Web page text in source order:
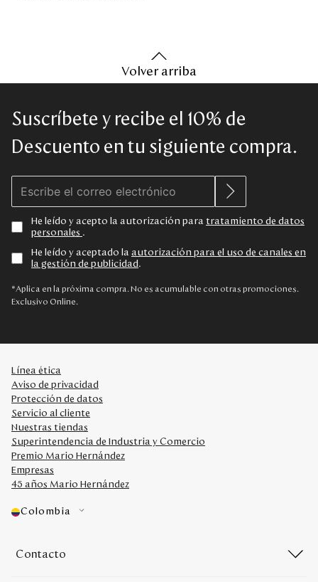
Volver arriba
Suscríbete y recibe el 10% de
Descuento en tu siguiente compra.
He leído y acepto la autorización para tratamiento de datos
personales .
He leído y aceptado la autorización para el uso de canales en
la gestión de publicidad .
*Aplica en la próxima compra. No es acumulable con otras promociones.
Exclusivo Online.
Línea ética
Aviso de privacidad
Protección de datos
Servicio al cliente
Nuestras tiendas
Superintendencia de Industria y Comercio
Premio Mario Hernández
Empresas
45 años Mario Hernández
Colombia
Contacto